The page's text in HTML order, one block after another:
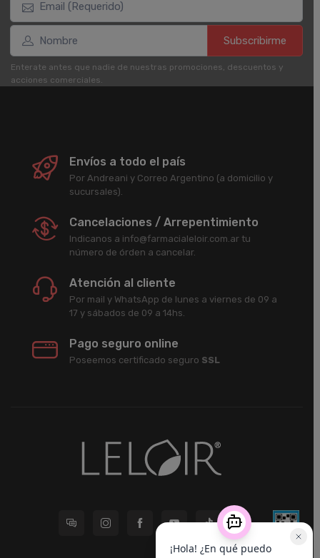
Subscribirme
Enterate antes que nadie de nuestras promociones, descuentos y
acciones comerciales.
Envíos a todo el país
Por Andreani y Correo Argentino (a domicilio y
sucursales).
Cancelaciones / Arrepentimiento
Indicanos a info@farmacialeloir.com.ar tu
número de órden a cancelar.
Atención al cliente
Por mail y WhatsApp de lunes a viernes de 09 a
17 y sábados de 09 a 14hs.
Pago seguro online
Poseemos certificado seguro SSL